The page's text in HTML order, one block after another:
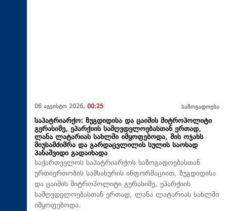
06 აგვისტო 2026, 00:25 საზოგადოება
საპატრიარქო: ზუგდიდისა და ცაიშის მიტროპოლიტი
გერასიმე, ეპარქიის სამღვდელოებასთან ერთად,
ლანა ლატარიას სახლში იმყოფებოდა, მის ოჯახს
მიუსამძიმრა და გარდაცვლილის სულის საოხად
პანაშვიდი გადაიხადა
საქართველოს საპატრიარქოს საზოგადოებასთან
ურთიერთობის სამსახურის ინფორმაციით, ზუგდიდისა
და ცაიშის მიტროპოლიტი გერასიმე, ეპარქიის
სამღვდელოებასთან ერთად, ლანა ლატარიას სახლში
იმყოფებოდა.